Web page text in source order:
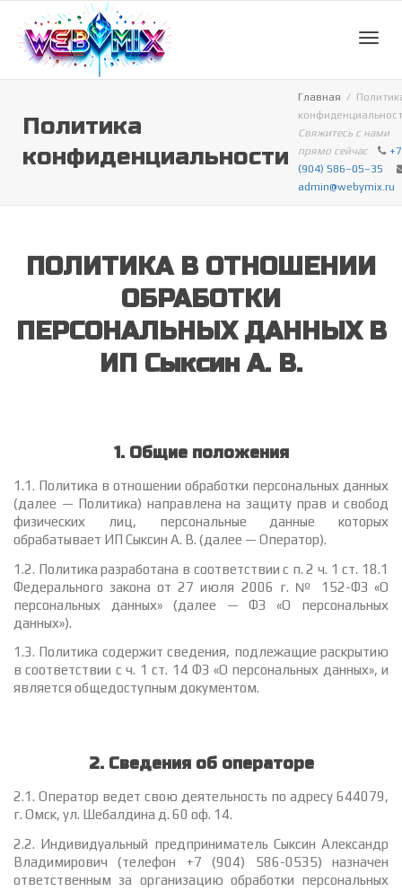
Политика
конфиденциальности
Главная
Свяжитесь с нами
прямо сейчас
+7
(904) 586–05–35
admin@webymix.ru
ПОЛИТИКА В ОТНОШЕНИИ
ОБРАБОТКИ
ПЕРСОНАЛЬНЫХ ДАННЫХ В
ИП Сыксин А. В.
1. Общие положения
1.1. Политика в отношении обработки персональных данных
(далее — Политика) направлена на защиту прав и свобод
физических лиц, персональные данные которых
обрабатывает ИП Сыксин А. В. (далее — Оператор).
1.2. Политика разработана в соответствии с п. 2 ч. 1 ст. 18.1
Федерального закона от 27 июля 2006 г. № 152-ФЗ «О
персональных данных» (далее — ФЗ «О персональных
данных»).
1.3. Политика содержит сведения, подлежащие раскрытию
в соответствии с ч. 1 ст. 14 ФЗ «О персональных данных», и
является общедоступным документом.
2. Сведения об операторе
2.1. Оператор ведет свою деятельность по адресу 644079,
г. Омск, ул. Шебалдина д. 60 оф. 14.
2.2. Индивидуальный предприниматель Сыксин Александр
Владимирович (телефон +7 (904) 586-0535) назначен
ответственным за организацию обработки персональных